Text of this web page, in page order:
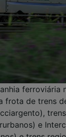
ferroviária
frota de trens
e